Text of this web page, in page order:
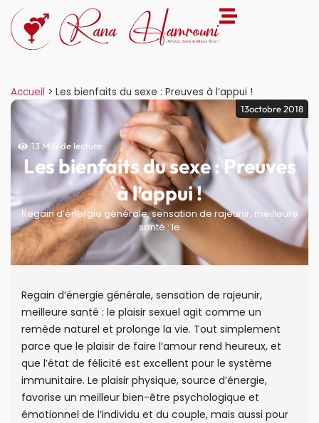
Accueil > Les bienfaits du sexe : Preuves à l’appui !
13octobre 2018
13 MIN de lecture
Les bienfaits du sexe : Preuves
à l’appui !
Regain d’énergie générale, sensation de rajeunir, meilleure
santé : le
Regain d’énergie générale, sensation de rajeunir,
meilleure santé : le plaisir sexuel agit comme un
remède naturel et prolonge la vie. Tout simplement
parce que le plaisir de faire l’amour rend heureux, et
que l’état de félicité est excellent pour le système
immunitaire. Le plaisir physique, source d’énergie,
favorise un meilleur bien-être psychologique et
émotionnel de l’individu et du couple, mais aussi pour